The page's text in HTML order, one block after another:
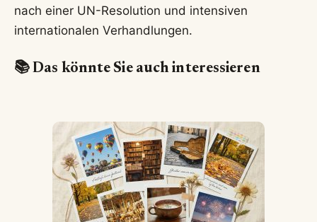
nach einer UN-Resolution und intensiven
internationalen Verhandlungen.
📚 Das könnte Sie auch interessieren